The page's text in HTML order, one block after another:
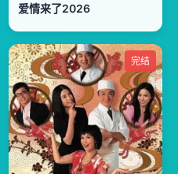
爱情来了2026
完结